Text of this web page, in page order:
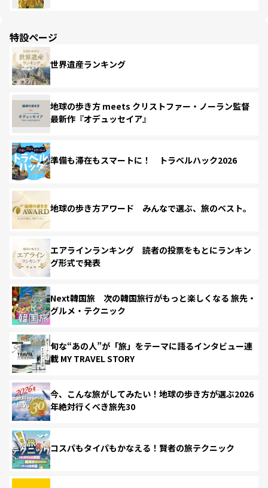
特設ページ
世界遺産ランキング
地球の歩き方 meets クリストファー・ノーラン監督
最新作『オデュッセイア』
準備も滞在もスマートに！ トラベルハック2026
地球の歩き方アワード みんなで選ぶ、旅のベスト。
エアラインランキング 読者の投票をもとにランキン
グ形式で発表
Next韓国旅 次の韓国旅行がもっと楽しくなる 旅先・
グルメ・テクニック
旬な“あの人”が「旅」をテーマに語るインタビュー連
載 MY TRAVEL STORY
今、こんな旅がしてみたい！地球の歩き方が選ぶ2026
年絶対行くべき旅先30
コスパもタイパもかなえる！賢者の旅テクニック